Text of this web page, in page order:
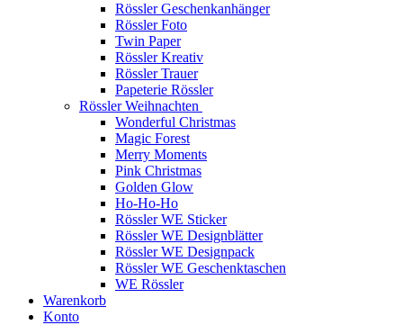
Rössler Geschenkanhänger
Rössler Foto
Twin Paper
Rössler Kreativ
Rössler Trauer
Papeterie Rössler
Rössler Weihnachten
Wonderful Christmas
Magic Forest
Merry Moments
Pink Christmas
Golden Glow
Ho-Ho-Ho
Rössler WE Sticker
Rössler WE Designblätter
Rössler WE Designpack
Rössler WE Geschenktaschen
WE Rössler
Warenkorb
Konto